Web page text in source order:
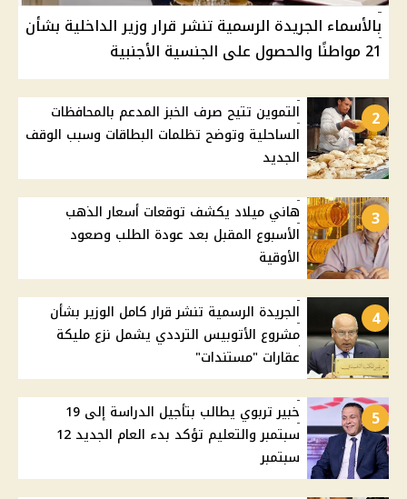
بالأسماء الجريدة الرسمية تنشر قرار وزير الداخلية بشأن
21 مواطنًا والحصول على الجنسية الأجنبية
2
التموين تتيح صرف الخبز المدعم بالمحافظات
الساحلية وتوضح تظلمات البطاقات وسبب الوقف
الجديد
3
هاني ميلاد يكشف توقعات أسعار الذهب
الأسبوع المقبل بعد عودة الطلب وصعود
الأوقية
4
الجريدة الرسمية تنشر قرار كامل الوزير بشأن
مشروع الأتوبيس الترددي يشمل نزع مليكة
عقارات "مستندات"
5
خبير تربوي يطالب بتأجيل الدراسة إلى 19
سبتمبر والتعليم تؤكد بدء العام الجديد 12
سبتمبر